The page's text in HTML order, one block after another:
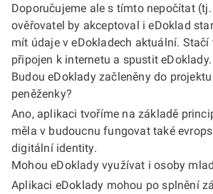
Doporučujeme ale s tímto nepočítat
ověřovatel by akceptoval i eDoklad
mít údaje v eDokladech aktuální. Stačí
připojen k internetu a spustit eDoklady.
Budou eDoklady začleněny do
peněženky?
Ano, aplikaci tvoříme na základě
měla v budoucnu fungovat také
digitální identity.
Mohou eDoklady využívat i osoby
Aplikaci eDoklady mohou po splnění